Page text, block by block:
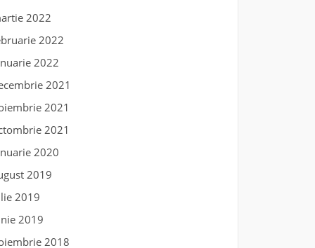
2022
2022
2022
2021
2021
2021
2020
2019
2019
2019
2018